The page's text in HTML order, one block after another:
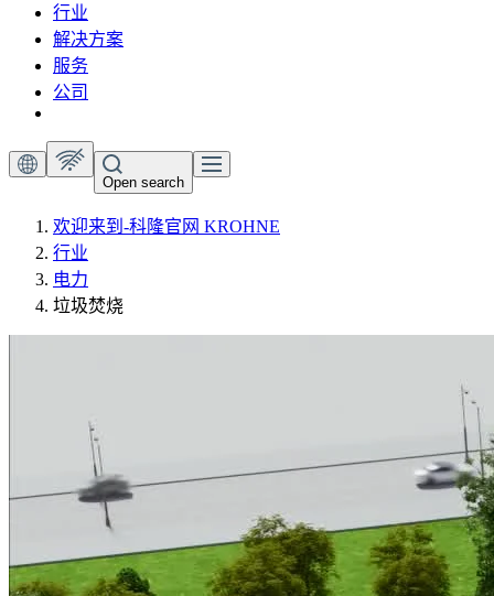
行业
解决方案
服务
公司
Open search
欢迎来到-科隆官网 KROHNE
行业
电力
垃圾焚烧